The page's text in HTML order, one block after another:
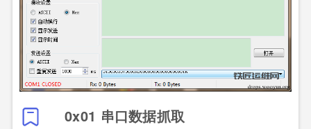
0x01 串口数据抓取